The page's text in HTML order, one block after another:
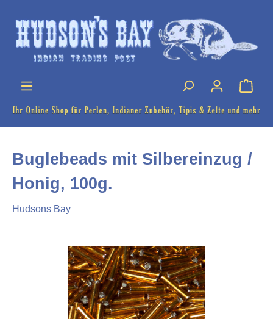
Buglebeads mit Silbereinzug /
Honig, 100g.
Hudsons Bay